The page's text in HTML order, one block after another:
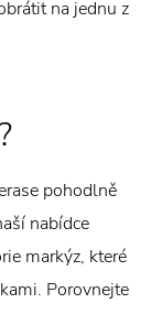
na jednu z
pohodlně
nabídce
markýz, které
Porovnejte